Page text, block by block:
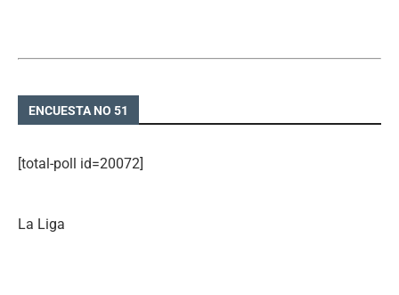
ENCUESTA NO 51
[total-poll id=20072]
La Liga